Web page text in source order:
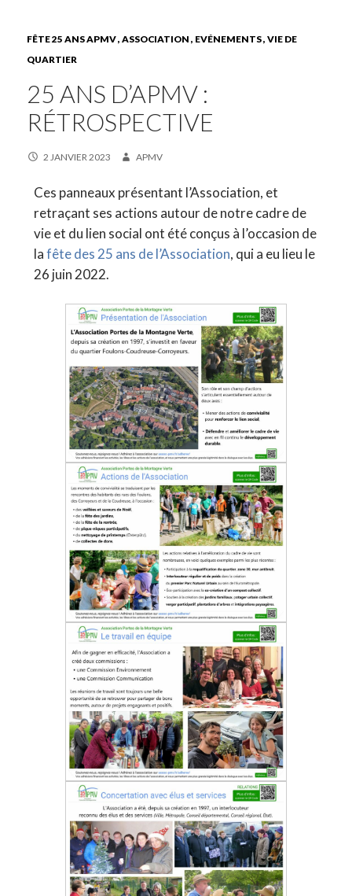
FÊTE 25 ANS APMV ASSOCIATION EVÉNEMENTS VIE DE
QUARTIER
25 ANS D’APMV :
RÉTROSPECTIVE
2 JANVIER 2023 APMV
Ces panneaux présentant l’Association, et
retraçant ses actions autour de notre cadre de
vie et du lien social ont été conçus à l’occasion de
lafête des 25 ans de l’Association, qui a eu lieu le
26 juin 2022.